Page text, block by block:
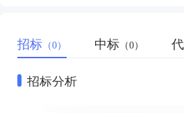
招标 （0） 中标 （0）
招标分析